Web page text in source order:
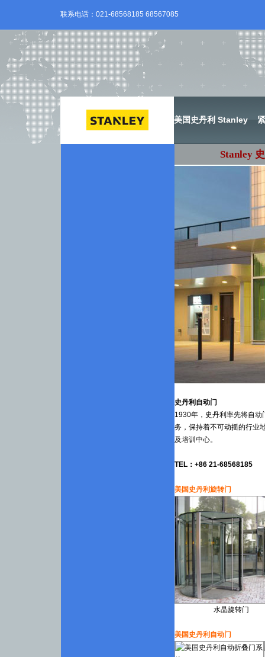
联系电话：021-68568185 68567085
美国史丹利 Stanley
Stanley
史丹利自动门
1930年，史丹利率先将自
务，保持着不可动摇的行业
及培训中心。
TEL：+86 21-68568185
美国史丹利旋转门
水晶旋转门
美国史丹利自动门